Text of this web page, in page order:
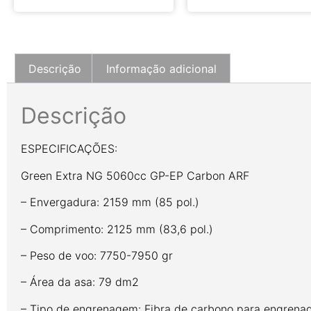
Descrição Informação adicional
Descrição
ESPECIFICAÇÕES:
Green Extra NG 5060cc GP-EP Carbon ARF
– Envergadura: 2159 mm (85 pol.)
– Comprimento: 2125 mm (83,6 pol.)
– Peso de voo: 7750-7950 gr
– Área da asa: 79 dm2